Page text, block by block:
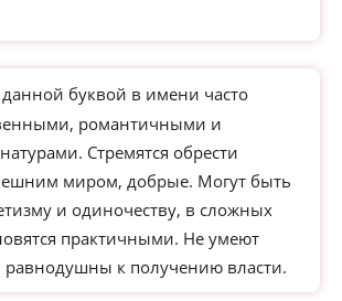
буквой в имени часто
романтичными и
Стремятся обрести
миром, добрые. Могут быть
и одиночеству, в сложных
практичными. Не умеют
равнодушны к получению власти.